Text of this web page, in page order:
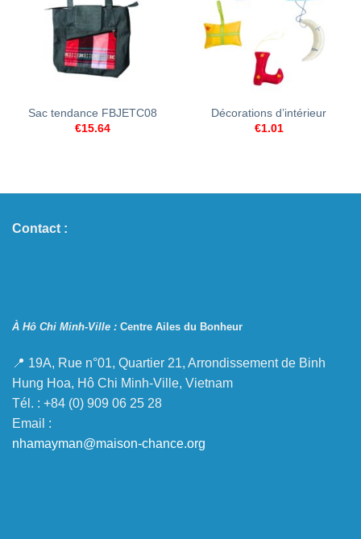
Sac tendance FBJETC08
€15.64
Décorations d’intérieur
€1.01
Contact :
À Hô Chi Minh-Ville : Centre Ailes du Bonheur
📍 19A, Rue n°01, Quartier 21, Arrondissement de Binh
Hung Hoa, Hô Chi Minh-Ville, Vietnam
Tél. : +84 (0) 909 06 25 28
Email :
nhamayman@maison-chance.org